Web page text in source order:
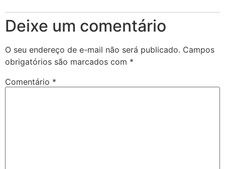
Deixe um comentário
O seu endereço de e-mail não será publicado. Campos
obrigatórios são marcados com *
Comentário *